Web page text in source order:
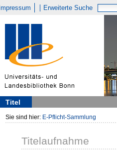
Impressum Erweiterte Suche
Titel
Sie sind hier: E-Pflicht-Sammlung
Titelaufnahme